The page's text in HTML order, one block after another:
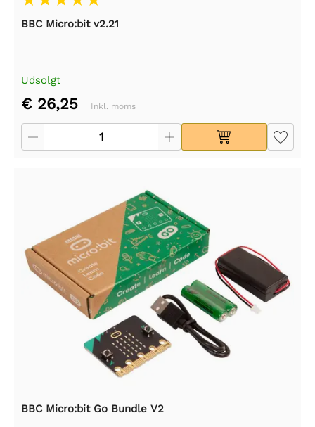
BBC Micro:bit v2.21
Udsolgt
€ 26,25 Inkl. moms
BBC Micro:bit Go Bundle V2